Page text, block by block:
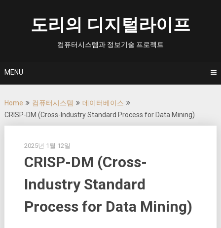
도리의 디지털라이프
컴퓨터시스템과 정보기술 프로젝트
MENU
Home 컴퓨터시스템
데이터베이스
CRISP-DM (Cross-Industry Standard Process for Data Mining)
2025년 1월 12일
CRISP-DM (Cross-
Industry Standard
Process for Data Mining)